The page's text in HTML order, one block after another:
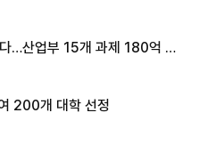
…산업부 15개 과제 180억 지
200개 대학 선정